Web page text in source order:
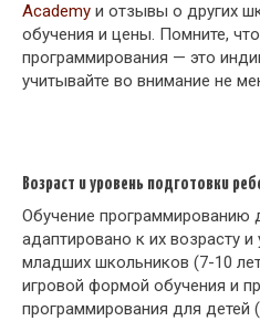
Academy и отзывы о других
обучения и цены. Помните,
программирования — это
учитывайте во внимание не
Возраст и уровень подготовки
Обучение программированию
адаптировано к их возрасту
младших школьников (7-10
игровой формой обучения и
программирования для детей